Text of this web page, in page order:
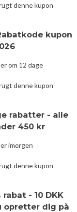
denne kupon
kupon
om 12 dage
denne kupon
rabatter - alle
450 kr
imorgen
denne kupon
- 10 DKK
opretter dig på